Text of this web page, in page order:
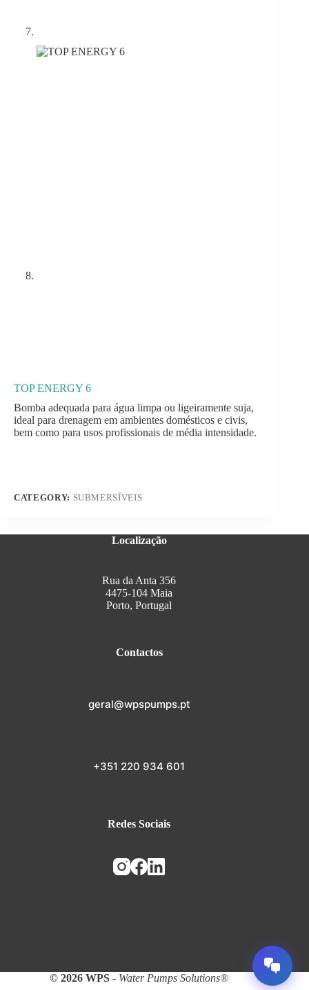
TOP ENERGY 6
Bomba adequada para água limpa ou ligeiramente suja,
ideal para drenagem em ambientes domésticos e civis,
bem como para usos profissionais de média intensidade.
CATEGORY: SUBMERSÍVEIS
Localização
Rua da Anta 356
4475-104 Maia
Porto, Portugal
Contactos
geral@wpspumps.pt
+351 220 934 601
Redes Sociais
© 2026 WPS - Water Pumps Solutions®